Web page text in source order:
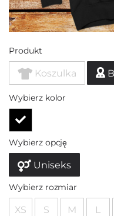
Produkt
Koszulka
Wybierz kolor
Wybierz opcję
Uniseks
Wybierz rozmiar
XS S M L